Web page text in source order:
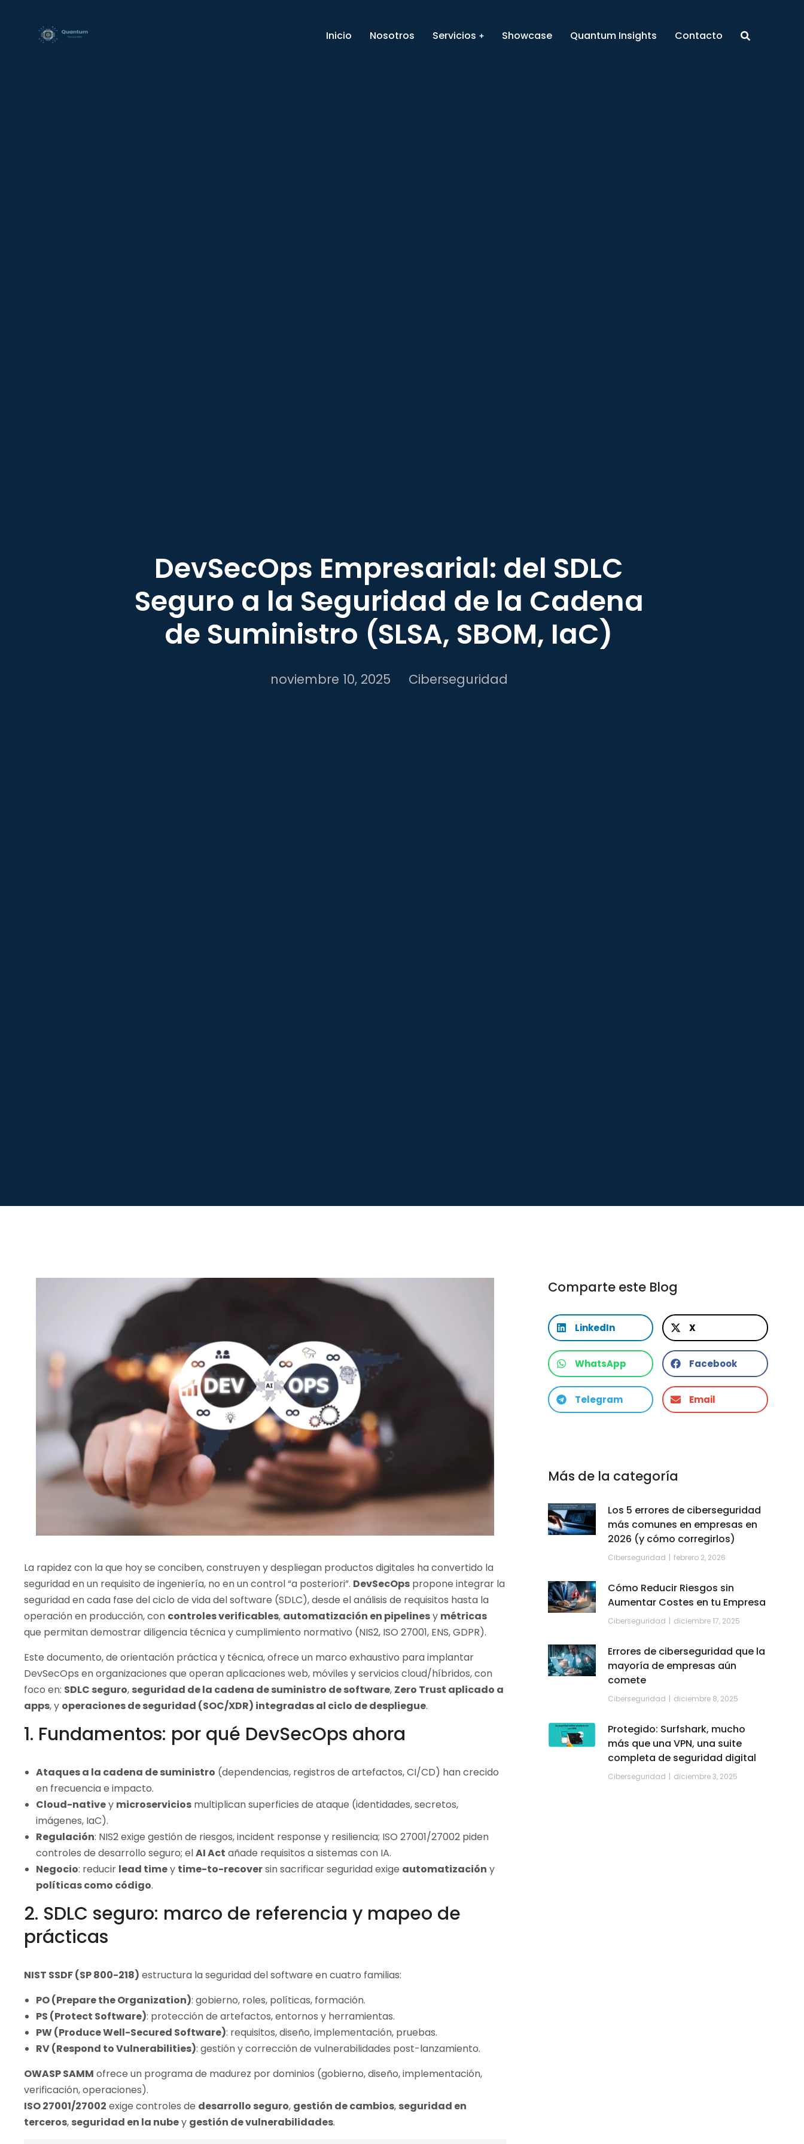
Inicio
Nosotros Servicios Showcase Quantum Insights Contacto
DevSecOps Empresarial: del SDLC
Seguro a la Seguridad de la Cadena
de Suministro (SLSA, SBOM, IaC)
noviembre 10, 2025 Ciberseguridad
La rapidez con la que hoy se conciben, construyen y despliegan productos digitales ha convertido la
seguridad en un requisito de ingeniería, no en un control “a posteriori”. DevSecOps propone integrar la
seguridad en cada fase del ciclo de vida del software (SDLC), desde el análisis de requisitos hasta la
operación en producción, con controles verificables, automatización en pipelinesy métricas
que permitan demostrar diligencia técnica y cumplimiento normativo (NIS2, ISO 27001, ENS, GDPR).
Este documento, de orientación práctica y técnica, ofrece un marco exhaustivo para implantar
DevSecOps en organizaciones que operan aplicaciones web, móviles y servicios cloud/híbridos, con
foco en: SDLC seguro, seguridad de la cadena de suministro de software, Zero Trust aplicado a
apps, y operaciones de seguridad (SOC/XDR) integradas al ciclo de despliegue.
1. Fundamentos: por qué DevSecOps ahora
Ataques a la cadena de suministro (dependencias, registros de artefactos, CI/CD) han crecido
en frecuencia e impacto.
Cloud-nativey microservicios multiplican superficies de ataque (identidades, secretos,
imágenes, IaC).
Regulación: NIS2 exige gestión de riesgos, incident response y resiliencia; ISO 27001/27002 piden
controles de desarrollo seguro; elAI Act añade requisitos a sistemas con IA.
Negocio: reducir lead timey time-to-recoversin sacrificar seguridad exige automatización y
políticas como código.
2. SDLC seguro: marco de referencia y mapeo de
prácticas
NIST SSDF (SP 800-218) estructura la seguridad del software en cuatro familias:
PO (Prepare the Organization): gobierno, roles, políticas, formación.
PS (Protect Software): protección de artefactos, entornos y herramientas.
PW (Produce Well-Secured Software): requisitos, diseño, implementación, pruebas.
RV (Respond to Vulnerabilities): gestión y corrección de vulnerabilidades post-lanzamiento.
OWASP SAMM ofrece un programa de madurez por dominios (gobierno, diseño, implementación,
verificación, operaciones).
ISO 27001/27002 exige controles de desarrollo seguro, gestión de cambios, seguridad en
terceros, seguridad en la nubey gestión de vulnerabilidades.
Comparte este Blog
LinkedIn X
WhatsApp Facebook
Telegram Email
Más de la categoría
Los 5 errores de ciberseguridad
más comunes en empresas en
2026 (y cómo corregirlos)
Ciberseguridad febrero 2, 2026
Cómo Reducir Riesgos sin
Aumentar Costes en tu Empresa
Ciberseguridad diciembre 17, 2025
Errores de ciberseguridad que la
mayoría de empresas aún
comete
Ciberseguridad diciembre 8, 2025
Protegido: Surfshark, mucho
más que una VPN, una suite
completa de seguridad digital
Ciberseguridad diciembre 3, 2025